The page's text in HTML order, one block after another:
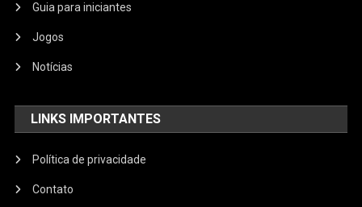
Guia para iniciantes
Jogos
Notícias
LINKS IMPORTANTES
Política de privacidade
Contato